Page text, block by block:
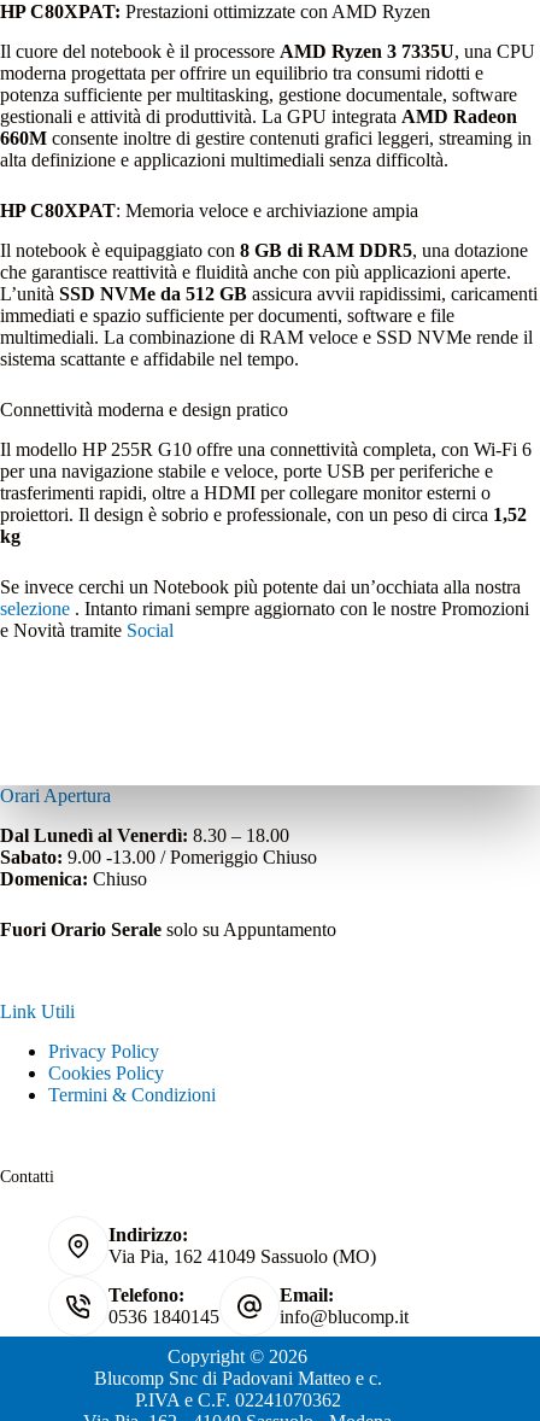
HP C80XPAT: Prestazioni ottimizzate con AMD Ryzen
Il cuore del notebook è il processore AMD Ryzen 3 7335U, una CPU
moderna progettata per offrire un equilibrio tra consumi ridotti e
potenza sufficiente per multitasking, gestione documentale, software
gestionali e attività di produttività. La GPU integrata AMD Radeon
660M consente inoltre di gestire contenuti grafici leggeri, streaming in
alta definizione e applicazioni multimediali senza difficoltà.
HP C80XPAT: Memoria veloce e archiviazione ampia
Il notebook è equipaggiato con 8 GB di RAM DDR5, una dotazione
che garantisce reattività e fluidità anche con più applicazioni aperte.
L’unità SSD NVMe da 512 GB assicura avvii rapidissimi, caricamenti
immediati e spazio sufficiente per documenti, software e file
multimediali. La combinazione di RAM veloce e SSD NVMe rende il
sistema scattante e affidabile nel tempo.
Connettività moderna e design pratico
Il modello HP 255R G10 offre una connettività completa, con Wi‑Fi 6
per una navigazione stabile e veloce, porte USB per periferiche e
trasferimenti rapidi, oltre a HDMI per collegare monitor esterni o
proiettori. Il design è sobrio e professionale, con un peso di circa 1,52
kg
Se invece cerchi un Notebook più potente dai un’occhiata alla nostra
selezione . Intanto rimani sempre aggiornato con le nostre Promozioni
e Novità tramite Social
Orari Apertura
Dal Lunedì al Venerdì: 8.30 – 18.00
Sabato: 9.00 -13.00 / Pomeriggio Chiuso
Domenica: Chiuso
Fuori Orario Serale solo su Appuntamento
Link Utili
Privacy Policy
Cookies Policy
Termini & Condizioni
Contatti
Indirizzo:
Via Pia, 162 41049 Sassuolo (MO)
Telefono:
0536 1840145
Email:
info@blucomp.it
Copyright © 2026
Blucomp Snc di Padovani Matteo e c.
P.IVA e C.F. 02241070362